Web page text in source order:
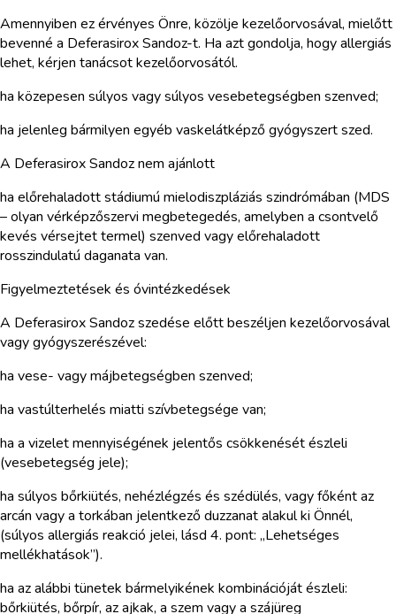
Amennyiben ez érvényes Önre, közölje kezelőorvosával, mielőtt
bevenné a Deferasirox Sandoz-t. Ha azt gondolja, hogy allergiás
lehet, kérjen tanácsot kezelőorvosától.
ha közepesen súlyos vagy súlyos vesebetegségben szenved;
ha jelenleg bármilyen egyéb vaskelátképző gyógyszert szed.
A Deferasirox Sandoz nem ajánlott
ha előrehaladott stádiumú mielodiszpláziás szindrómában (MDS
– olyan vérképzőszervi megbetegedés, amelyben a csontvelő
kevés vérsejtet termel) szenved vagy előrehaladott
rosszindulatú daganata van.
Figyelmeztetések és óvintézkedések
A Deferasirox Sandoz szedése előtt beszéljen kezelőorvosával
vagy gyógyszerészével:
ha vese- vagy májbetegségben szenved;
ha vastúlterhelés miatti szívbetegsége van;
ha a vizelet mennyiségének jelentős csökkenését észleli
(vesebetegség jele);
ha súlyos bőrkiütés, nehézlégzés és szédülés, vagy főként az
arcán vagy a torkában jelentkező duzzanat alakul ki Önnél,
(súlyos allergiás reakció jelei, lásd 4. pont: „Lehetséges
mellékhatások”).
ha az alábbi tünetek bármelyikének kombinációját észleli:
bőrkiütés, bőrpír, az ajkak, a szem vagy a szájüreg